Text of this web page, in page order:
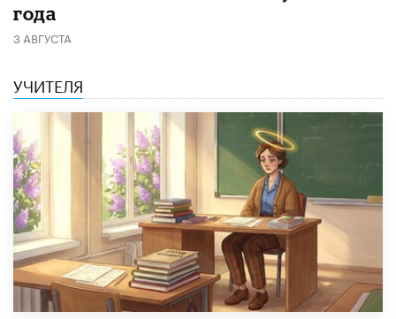
года
3 АВГУСТА
УЧИТЕЛЯ